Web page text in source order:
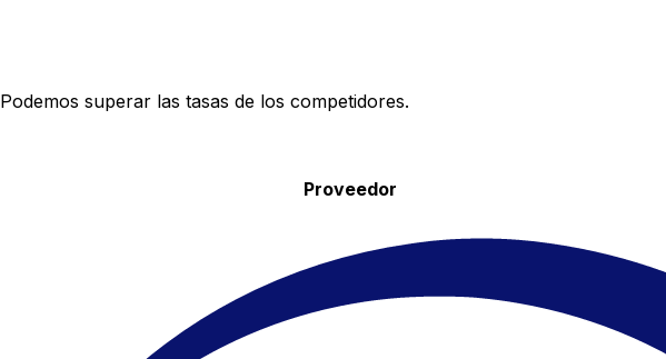
Podemos superar las tasas de los competidores.
Proveedor